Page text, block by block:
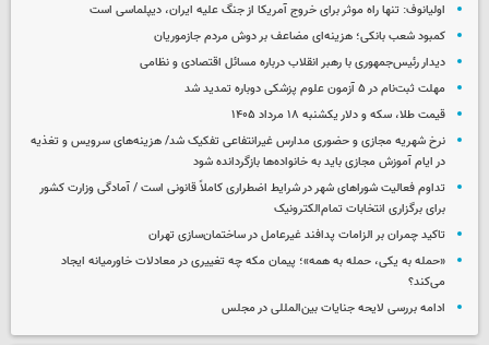
اولیانوف: تنها راه موثر برای خروج آمریکا از جنگ علیه ایران، دیپلماسی است
کمبود شعب بانکی؛ هزینه‌ای مضاعف بر دوش مردم جازموریان
دیدار رئیس‌جمهوری با رهبر انقلاب درباره مسائل اقتصادی و نظامی
مهلت ثبت‌نام در ۵ آزمون علوم پزشکی دوباره تمدید شد
قیمت طلا، سکه و دلار یکشنبه ۱۸ مرداد ۱۴۰۵
نرخ شهریه مجازی و حضوری مدارس غیرانتفاعی تفکیک شد/ هزینه‌های سرویس و تغذیه
در ایام آموزش مجازی باید به خانواده‌ها بازگردانده شود
تداوم فعالیت شوراهای شهر در شرایط اضطراری کاملاً قانونی است / آمادگی وزارت کشور
برای برگزاری انتخابات تمام‌الکترونیک
تاکید چمران بر الزامات پدافند غیرعامل در ساختمان‌سازی تهران
«حمله به یکی، حمله به همه»؛ پیمان مکه چه تغییری در معادلات خاورمیانه ایجاد
می‌کند؟
ادامه بررسی لایحه جنایات بین‌المللی در مجلس